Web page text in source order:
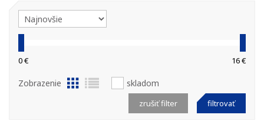
0 € 16 €
Zobrazenie skladom
filtrovať
zrušiť filter